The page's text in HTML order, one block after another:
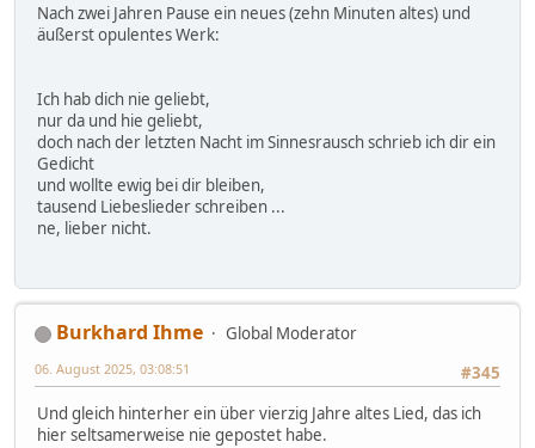
Nach zwei Jahren Pause ein neues (zehn Minuten altes) und
äußerst opulentes Werk:
Ich hab dich nie geliebt,
nur da und hie geliebt,
doch nach der letzten Nacht im Sinnesrausch schrieb ich dir ein
Gedicht
und wollte ewig bei dir bleiben,
tausend Liebeslieder schreiben ...
ne, lieber nicht.
Burkhard Ihme
Global Moderator
#345
06. August 2025, 03:08:51
Und gleich hinterher ein über vierzig Jahre altes Lied, das ich
hier seltsamerweise nie gepostet habe.